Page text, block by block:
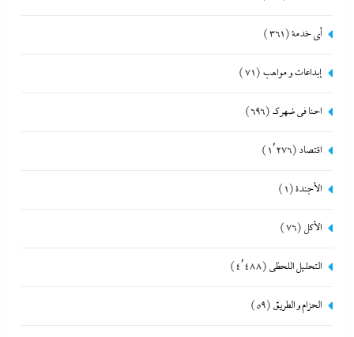
أي خدمة(361)
إبداعات و مواهب (71)
احنا في ضهرك (696)
اقتصاد (1٬276)
الأجندة(1)
الأكل (76)
التحليل اللحظي (4٬488)
الحزام و الطريق (59)